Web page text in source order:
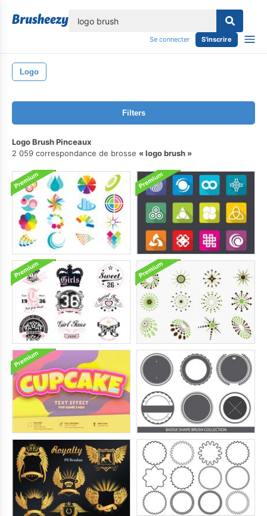
Se connecter S'inscrire
Logo
Filters
Logo Brush Pinceaux
2 059 correspondance de brosse
logo brush